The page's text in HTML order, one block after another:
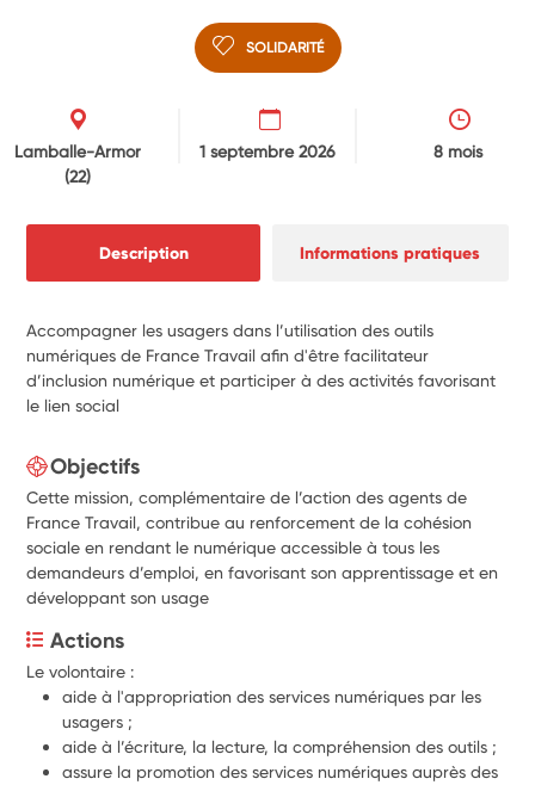
SOLIDARITÉ
Lamballe-Armor
(22)
1 septembre 2026 8 mois
Description Informations pratiques
Accompagner les usagers dans l’utilisation des outils
numériques de France Travail afin d'être facilitateur
d’inclusion numérique et participer à des activités favorisant
le lien social
Objectifs
Cette mission, complémentaire de l’action des agents de
France Travail, contribue au renforcement de la cohésion
sociale en rendant le numérique accessible à tous les
demandeurs d’emploi, en favorisant son apprentissage et en
développant son usage
Actions
Le volontaire :
aide à l'appropriation des services numériques par les
usagers ;
aide à l’écriture, la lecture, la compréhension des outils ;
assure la promotion des services numériques auprès des